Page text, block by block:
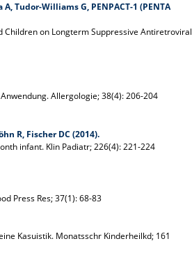
Tudor-Williams G, PENPACT-1 (PENTA
on Longterm Suppressive Antiretroviral
Allergologie; 38(4): 206-204
R, Fischer DC (2014).
infant. Klin Padiatr; 226(4): 221-224
Press Res; 37(1): 68-83
Kasuistik. Monatsschr Kinderheilkd; 161